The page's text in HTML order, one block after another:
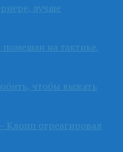
лучше
на тактике,
чтобы выжать
Клопп отреагировал